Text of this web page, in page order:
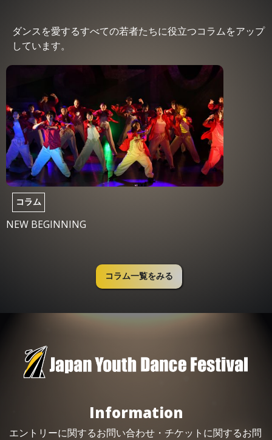
ダンスを愛するすべての若者たちに役立つコラムをアップ
しています。
コラム
NEW BEGINNING
コラム一覧をみる
Information
エントリーに関するお問い合わせ・ チケット に関するお問